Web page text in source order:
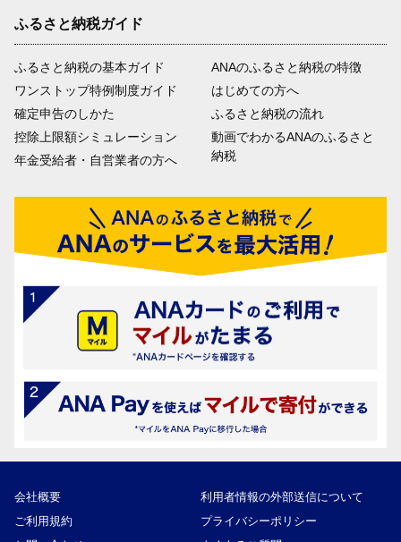
ふるさと納税ガイド
ふるさと納税の基本ガイド
ワンストップ特例制度ガイド
確定申告のしかた
控除上限額シミュレーション
年金受給者・自営業者の方へ
ANAのふるさと納税の特徴
はじめての方へ
ふるさと納税の流れ
動画でわかるANAのふるさと
納税
会社概要
利用者情報の外部送信について
ご利用規約
プライバシーポリシー